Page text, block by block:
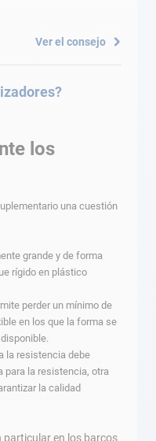
Ver el consejo
los
una cuestión
grande y de forma
rígido en plástico
perder un mínimo de
en los que la forma se
la resistencia debe
para la resistencia, otra
la calidad
particular en los barcos